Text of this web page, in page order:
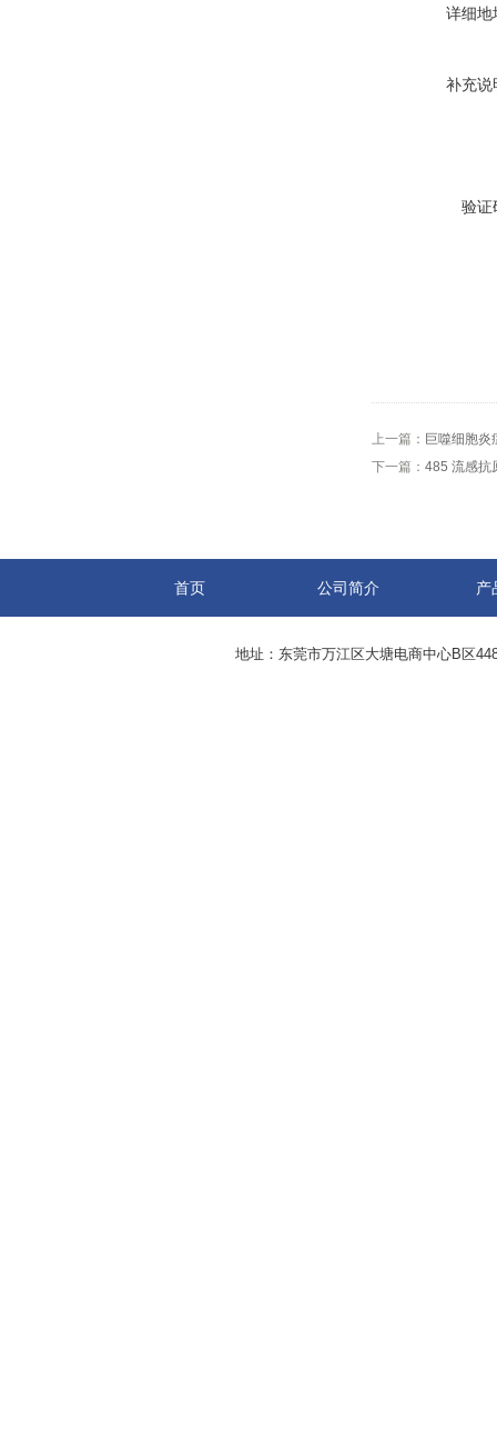
详细地
补充说
验证
上一篇： 巨噬细胞炎
下一篇： 485 流感抗
首页 公司简介 产
地址：东莞市万江区大塘电商中心B区